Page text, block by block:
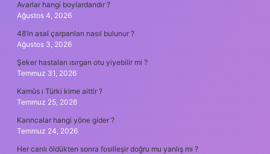
Avarlar hangi boylardandır ?
Ağustos 4, 2026
48’in asal çarpanları nasıl bulunur ?
Ağustos 3, 2026
Şeker hastaları ısırgan otu yiyebilir mi ?
Temmuz 31, 2026
Kamûs ı Türki kime aittir ?
Temmuz 25, 2026
Karıncalar hangi yöne gider ?
Temmuz 24, 2026
Her canlı öldükten sonra fosilleşir doğru mu yanlış mı ?